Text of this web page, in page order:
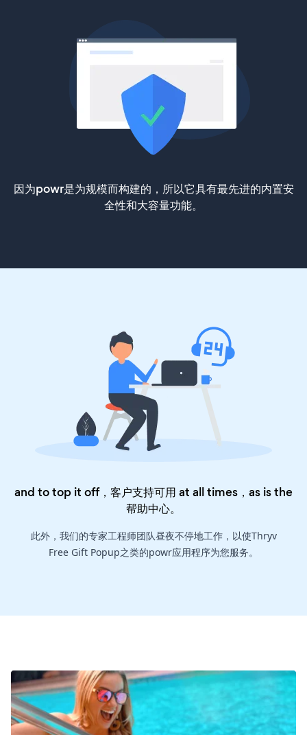
因为powr是为规模而构建的，所以它具有最先进的内置安
全性和大容量功能。
and to top it off，客户支持可用 at all times，as is the
帮助中心。
此外，我们的专家工程师团队昼夜不停地工作，以使Thryv
Free Gift Popup之类的powr应用程序为您服务。